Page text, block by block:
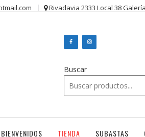
Rivadavia 2333 Local 38
Buscar
BIENVENIDOS TIENDA SUBASTAS